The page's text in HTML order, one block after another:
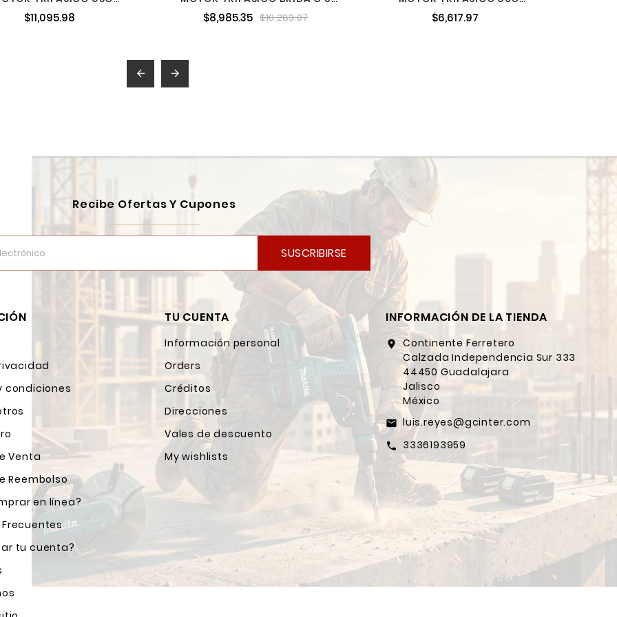
5 HP 2 POLOS 184T
ABB A7B10001013493
$11,095.98
HP 4 POLOS 184TCH ABB
A7B10001013510
$8,985.35 $10,283.07
GENERAL 1-1/2 HP 4 POLOS 145T
ABB A7B10001013494
$6,617.97
 
Recibe Ofertas Y Cupones
SUSCRIBIRSE
condiciones
Venta
Reembolso
en línea?
tu cuenta?
TU CUENTA
Información personal
Orders
Créditos
Direcciones
Vales de descuento
My wishlists
INFORMACIÓN DE LA TIENDA
location_on Continente Ferretero
Calzada Independencia Sur 333
44450 Guadalajara
Jalisco
México
email luis.reyes@gcinter.com
call 3336193959